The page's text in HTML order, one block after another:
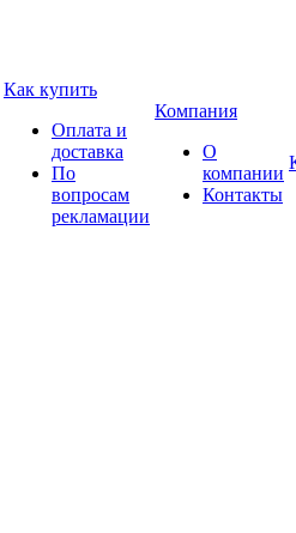
Как купить
Оплата и
доставка
По
вопросам
рекламации
Компания
О
компании
Контакты